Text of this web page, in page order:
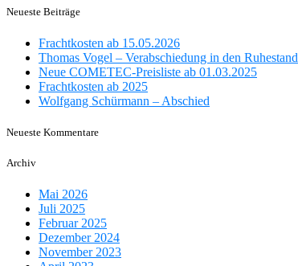
Neueste Beiträge
Frachtkosten ab 15.05.2026
Thomas Vogel – Verabschiedung in den Ruhestand
Neue COMETEC-Preisliste ab 01.03.2025
Frachtkosten ab 2025
Wolfgang Schürmann – Abschied
Neueste Kommentare
Archiv
Mai 2026
Juli 2025
Februar 2025
Dezember 2024
November 2023